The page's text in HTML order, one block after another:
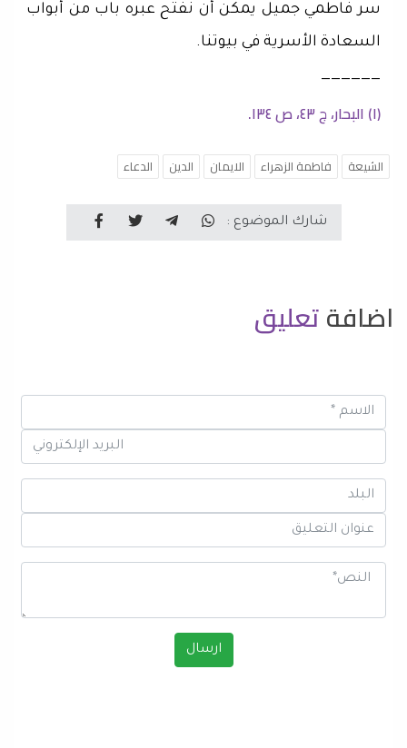
سر فاطمي جميل يمكن أن نفتح عبره باب من أبواب
السعادة الأسرية في بيوتنا.
——————
(١) البحار، ج ٤٣، ص ١٣٤.
الشيعة فاطمة الزهراء الايمان الدين الدعاء
شارك الموضوع :
اضافةتعليق